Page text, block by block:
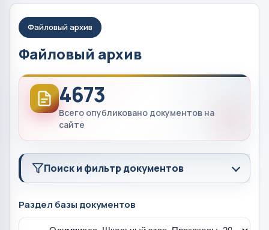
Файловый архив
Файловый архив
4673
Всего опубликовано документов на
сайте
Поиск и фильтр документов
Раздел базы документов